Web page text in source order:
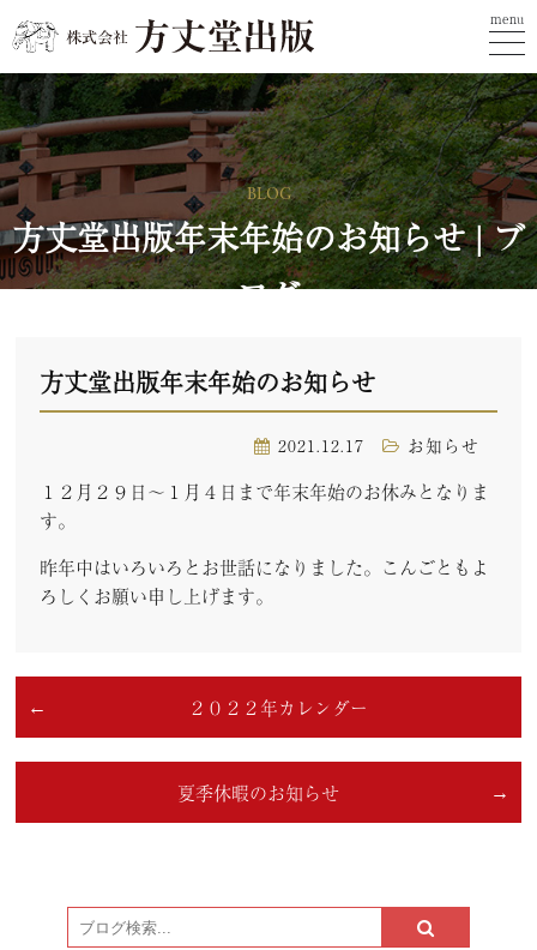
menu
BLOG
方丈堂出版年末年始のお知らせ | ブ
ログ
方丈堂出版年末年始のお知らせ
2021.12.17 お知らせ
１２月２９日～１月４日まで年末年始のお休みとなりま
す。
昨年中はいろいろとお世話になりました。こんごともよ
ろしくお願い申し上げます。
２０２２年カレンダー
夏季休暇のお知らせ